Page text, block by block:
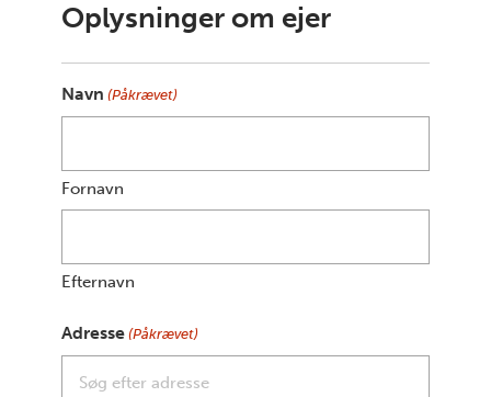
Oplysninger om ejer
Navn (Påkrævet)
Fornavn
Efternavn
Adresse (Påkrævet)